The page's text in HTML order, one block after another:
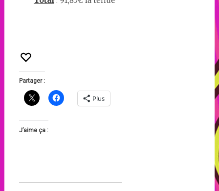
Partager :
Plus
J’aime ça :